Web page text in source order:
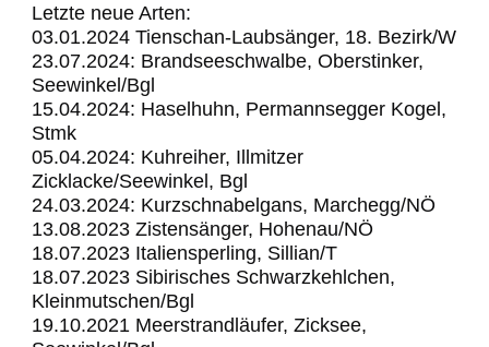
Letzte neue Arten:
03.01.2024 Tienschan-Laubsänger, 18. Bezirk/W
23.07.2024: Brandseeschwalbe, Oberstinker,
Seewinkel/Bgl
15.04.2024: Haselhuhn, Permannsegger Kogel,
Stmk
05.04.2024: Kuhreiher, Illmitzer
Zicklacke/Seewinkel, Bgl
24.03.2024: Kurzschnabelgans, Marchegg/NÖ
13.08.2023 Zistensänger, Hohenau/NÖ
18.07.2023 Italiensperling, Sillian/T
18.07.2023 Sibirisches Schwarzkehlchen,
Kleinmutschen/Bgl
19.10.2021 Meerstrandläufer, Zicksee,